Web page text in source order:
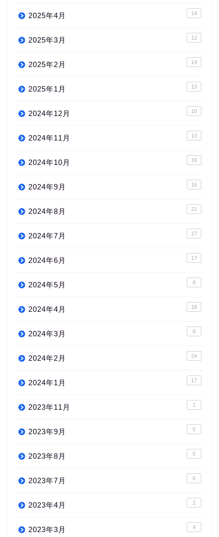
2025年4月 14
2025年3月 12
2025年2月 14
2025年1月 13
2024年12月 10
2024年11月 13
2024年10月 16
2024年9月 16
2024年8月 21
2024年7月 17
2024年6月 17
2024年5月 8
2024年4月 18
2024年3月 8
2024年2月 24
2024年1月 17
2023年11月 1
2023年9月 5
2023年8月 5
2023年7月 6
2023年4月 2
2023年3月 4